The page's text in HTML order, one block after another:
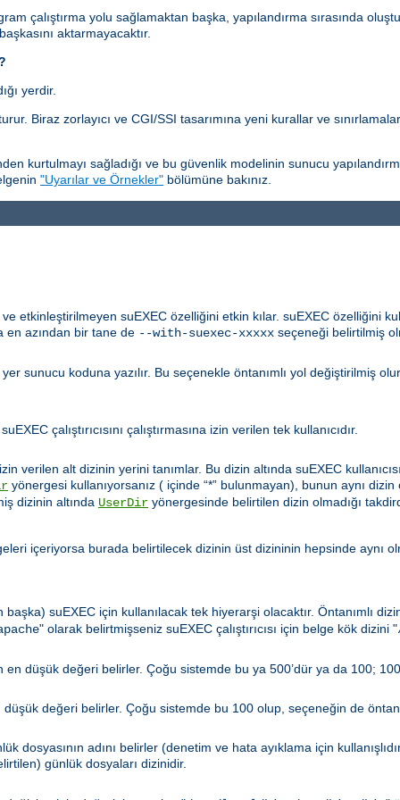
çalıştırma yolu sağlamaktan başka, yapılandırma sırasında
aktarmayacaktır.
yerdir.
Biraz zorlayıcı ve CGI/SSI tasarımına yeni kurallar ve
kurtulmayı sağladığı ve bu güvenlik modelinin sunucu
"Uyarılar ve Örnekler" bölümüne bakınız.
etkinleştirilmeyen suEXEC özelliğini etkin kılar. suEXEC özelliğini
en azından bir tane de --with-suexec-xxxxx seçeneği belirtilmiş
sunucu koduna yazılır. Bu seçenekle öntanımlı yol değiştirilmiş
çalıştırıcısını çalıştırmasına izin verilen tek kullanıcıdır.
verilen alt dizinin yerini tanımlar. Bu dizin altında suEXEC
yönergesi kullanıyorsanız ( içinde “*” bulunmayan), bunun aynı
dizinin altında UserDir yönergesinde belirtilen dizin olmadığı
içeriyorsa burada belirtilecek dizinin üst dizininin hepsinde aynı
başka) suEXEC için kullanılacak tek hiyerarşi olacaktır. Öntanımlı
" olarak belirtmişseniz suEXEC çalıştırıcısı için belge kök dizini "
en düşük değeri belirler. Çoğu sistemde bu ya 500’dür ya da 100; 100
düşük değeri belirler. Çoğu sistemde bu 100 olup, seçeneğin de
dosyasının adını belirler (denetim ve hata ayıklama için
günlük dosyaları dizinidir.